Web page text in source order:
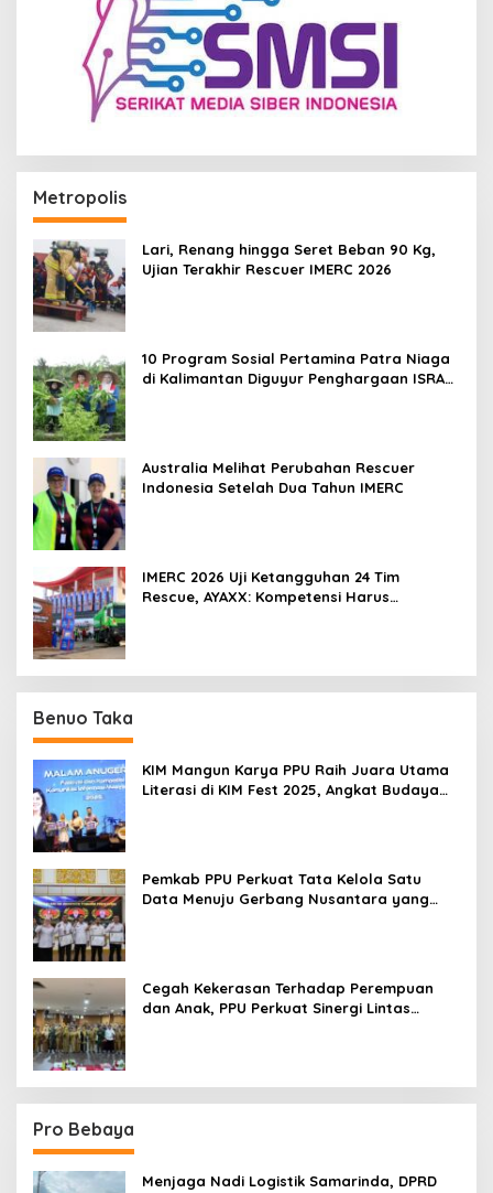
Metropolis
Lari, Renang hingga Seret Beban 90 Kg,
Ujian Terakhir Rescuer IMERC 2026
10 Program Sosial Pertamina Patra Niaga
di Kalimantan Diguyur Penghargaan ISRA
Australia Melihat Perubahan Rescuer
Indonesia Setelah Dua Tahun IMERC
IMERC 2026 Uji Ketangguhan 24 Tim
Rescue, AYAXX: Kompetensi Harus
Benuo Taka
KIM Mangun Karya PPU Raih Juara Utama
Literasi di KIM Fest 2025, Angkat Budaya
Pemkab PPU Perkuat Tata Kelola Satu
Data Menuju Gerbang Nusantara yang
Cegah Kekerasan Terhadap Perempuan
dan Anak, PPU Perkuat Sinergi Lintas
Pro Bebaya
Menjaga Nadi Logistik Samarinda, DPRD